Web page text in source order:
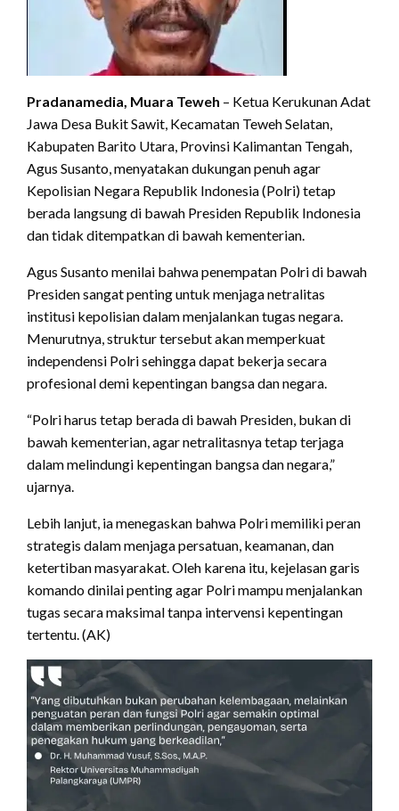
Pradanamedia, Muara Teweh – Ketua Kerukunan Adat
Jawa Desa Bukit Sawit, Kecamatan Teweh Selatan,
Kabupaten Barito Utara, Provinsi Kalimantan Tengah,
Agus Susanto, menyatakan dukungan penuh agar
Kepolisian Negara Republik Indonesia (Polri) tetap
berada langsung di bawah Presiden Republik Indonesia
dan tidak ditempatkan di bawah kementerian.
Agus Susanto menilai bahwa penempatan Polri di bawah
Presiden sangat penting untuk menjaga netralitas
institusi kepolisian dalam menjalankan tugas negara.
Menurutnya, struktur tersebut akan memperkuat
independensi Polri sehingga dapat bekerja secara
profesional demi kepentingan bangsa dan negara.
“Polri harus tetap berada di bawah Presiden, bukan di
bawah kementerian, agar netralitasnya tetap terjaga
dalam melindungi kepentingan bangsa dan negara,”
ujarnya.
Lebih lanjut, ia menegaskan bahwa Polri memiliki peran
strategis dalam menjaga persatuan, keamanan, dan
ketertiban masyarakat. Oleh karena itu, kejelasan garis
komando dinilai penting agar Polri mampu menjalankan
tugas secara maksimal tanpa intervensi kepentingan
tertentu. (AK)